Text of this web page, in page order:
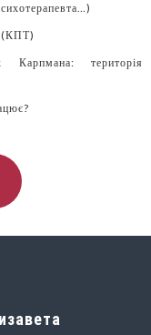
(КПТ)
Карпмана: територія